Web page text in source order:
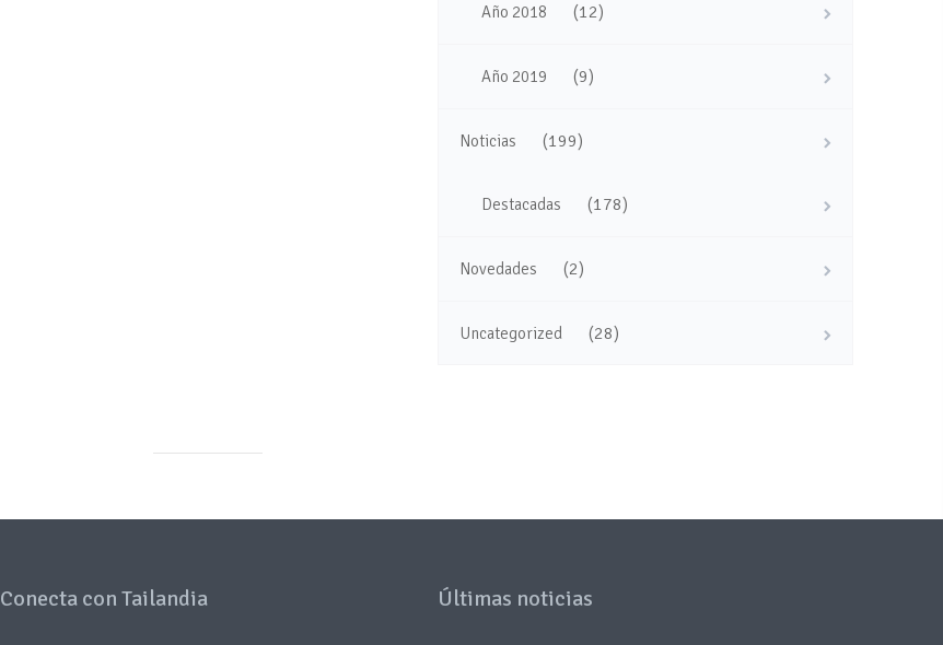
Año 2018 (12)
Año 2019 (9)
Noticias (199)
Destacadas (178)
Novedades (2)
Uncategorized (28)
Conecta con Tailandia Últimas noticias